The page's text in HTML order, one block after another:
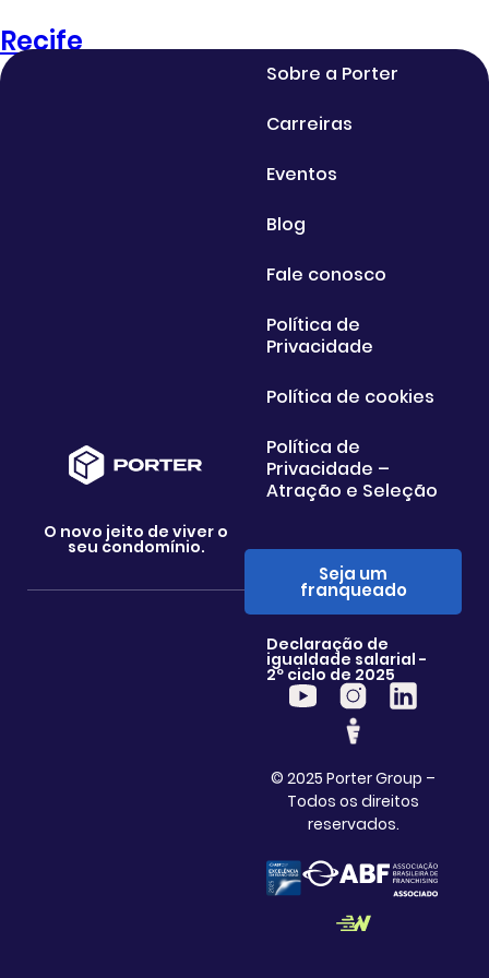
Recife
O novo jeito de viver o
seu condomínio.
Sobre a Porter
Carreiras
Eventos
Blog
Fale conosco
Política de
Privacidade
Política de cookies
Política de
Privacidade –
Atração e Seleção
Seja um
franqueado
Declaração de
igualdade salarial -
2º ciclo de 2025
© 2025 Porter Group –
Todos os direitos
reservados.